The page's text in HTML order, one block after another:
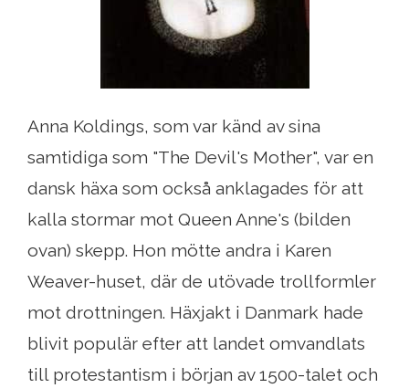
Anna Koldings, som var känd av sina
samtidiga som "The Devil's Mother", var en
dansk häxa som också anklagades för att
kalla stormar mot Queen Anne's (bilden
ovan) skepp. Hon mötte andra i Karen
Weaver-huset, där de utövade trollformler
mot drottningen. Häxjakt i Danmark hade
blivit populär efter att landet omvandlats
till protestantism i början av 1500-talet och